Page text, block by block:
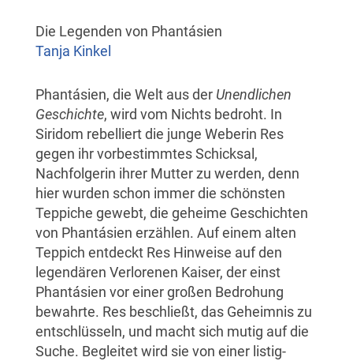
Die Legenden von Phantásien
Tanja Kinkel
Phantásien, die Welt aus der Unendlichen
Geschichte, wird vom Nichts bedroht. In
Siridom rebelliert die junge Weberin Res
gegen ihr vorbestimmtes Schicksal,
Nachfolgerin ihrer Mutter zu werden, denn
hier wurden schon immer die schönsten
Teppiche gewebt, die geheime Geschichten
von Phantásien erzählen. Auf einem alten
Teppich entdeckt Res Hinweise auf den
legendären Verlorenen Kaiser, der einst
Phantásien vor einer großen Bedrohung
bewahrte. Res beschließt, das Geheimnis zu
entschlüsseln, und macht sich mutig auf die
Suche. Begleitet wird sie von einer listig-